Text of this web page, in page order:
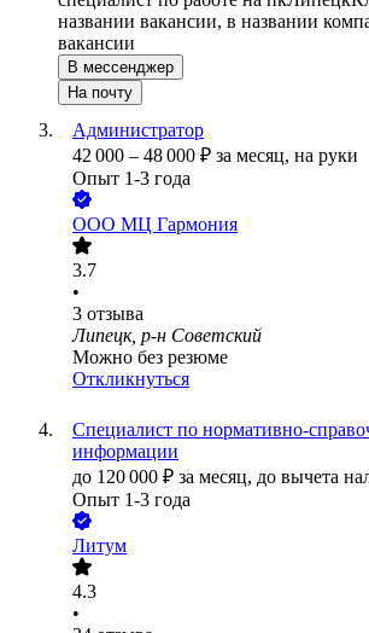
названии вакансии, в названии
вакансии
В мессенджер
На почту
Администратор
42 000 – 48 000 ₽ за месяц, на руки
Опыт 1-3 года
ООО МЦ Гармония
3.7
•
3 отзыва
Липецк, р-н Советский
Можно без резюме
Откликнуться
Специалист по нормативно-
информации
до 120 000 ₽ за месяц, до вычета
Опыт 1-3 года
Литум
4.3
•